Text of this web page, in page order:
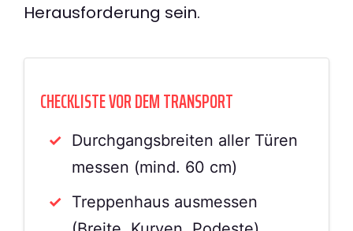
Herausforderung sein.
CHECKLISTE VOR DEM TRANSPORT
Durchgangsbreiten aller Türen
messen (mind. 60 cm)
Treppenhaus ausmessen